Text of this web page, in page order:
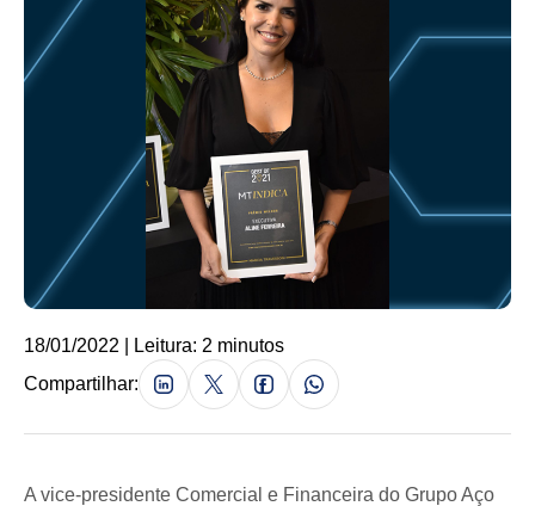
18/01/2022 | Leitura: 2 minutos
Compartilhar:
A vice-presidente Comercial e Financeira do Grupo Aço